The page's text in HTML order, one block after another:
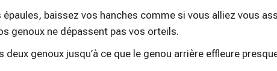
baissez vos hanches comme si vous alliez vous
genoux ne dépassent pas vos orteils.
deux genoux jusqu’à ce que le genou arrière effleure